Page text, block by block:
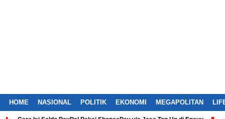
HOME NASIONAL POLITIK EKONOMI MEGAPOLITAN